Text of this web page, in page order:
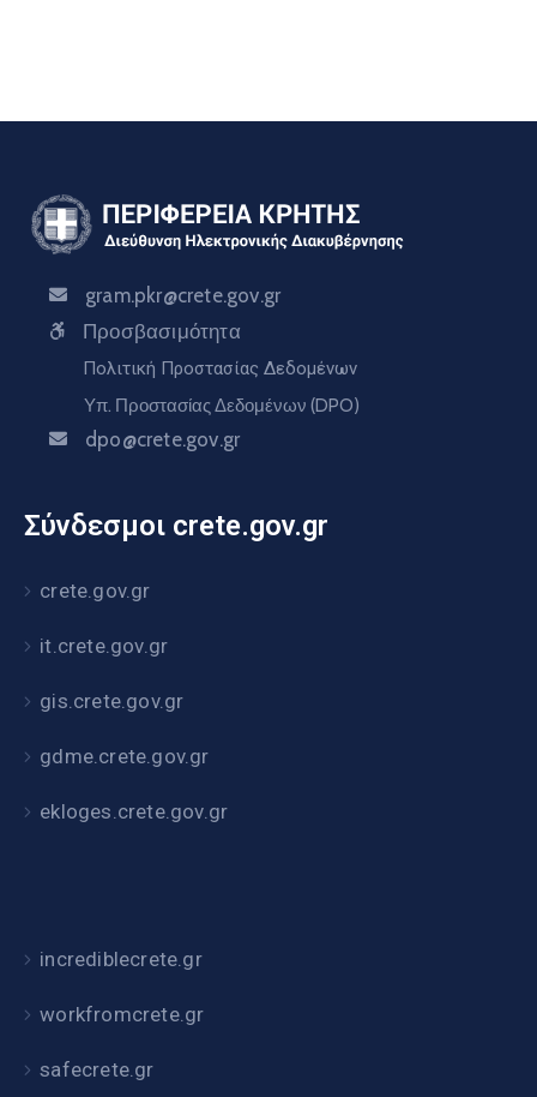
gram.pkr@crete.gov.gr
Προσβασιμότητα
Πολιτική Προστασίας Δεδομένων
Υπ. Προστασίας Δεδομένων (DPO)
dpo@crete.gov.gr
Σύνδεσμοι crete.gov.gr
crete.gov.gr
it.crete.gov.gr
gis.crete.gov.gr
gdme.crete.gov.gr
ekloges.crete.gov.gr
incrediblecrete.gr
workfromcrete.gr
safecrete.gr